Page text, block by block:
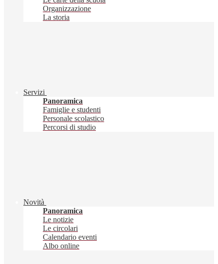
Organizzazione
La storia
Servizi
Panoramica
Famiglie e studenti
Personale scolastico
Percorsi di studio
Novità
Panoramica
Le notizie
Le circolari
Calendario eventi
Albo online